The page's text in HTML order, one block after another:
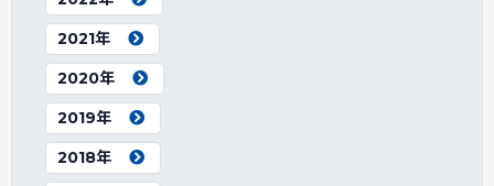
2021年
2020年
2019年
2018年